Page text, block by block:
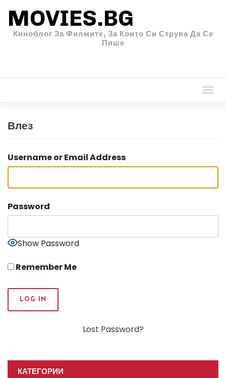
MOVIES.BG
Киноблог За Филмите, За Които Си Струва Да Се
Пише
Влез
Username or Email Address
Password
Show Password
Remember Me
Lost Password?
КАТЕГОРИИ